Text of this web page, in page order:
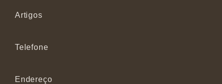
Artigos
Telefone
Endereço